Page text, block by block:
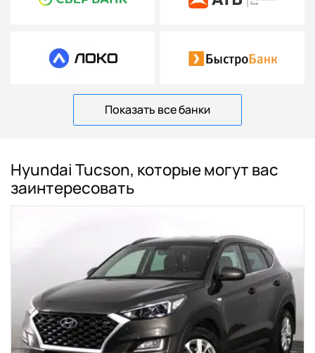
Показать все банки
Hyundai Tucson, которые могут вас
заинтересовать